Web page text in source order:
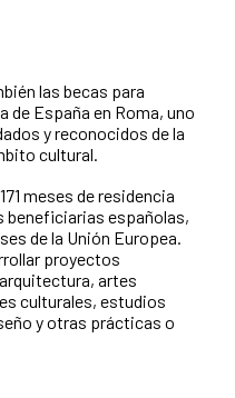
las becas para
de España en Roma, uno
y reconocidos de la
cultural.
meses de residencia
beneficiarias españolas,
de la Unión Europea.
proyectos
artes
culturales, estudios
y otras prácticas o